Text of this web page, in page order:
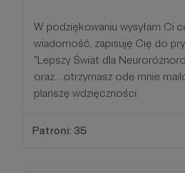
W podziękowaniu wysyłam Ci
wiadomość, zapisuję Cię do
"Lepszy Świat dla
oraz... otrzymasz ode mnie
planszę wdzięczności.
Patroni: 35